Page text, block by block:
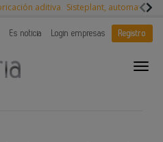
aditiva Sisteplant,
Es noticia Login empresas Registro